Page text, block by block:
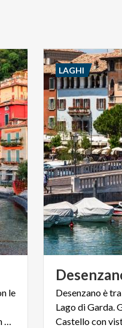
le
Como, Varenna custodisce anche un giardino meraviglia
Desenzano è
Lago di Garda.
LAGHI